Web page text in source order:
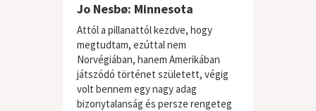
Jo Nesbø: Minnesota
Attól a pillanattól kezdve, hogy
megtudtam, ezúttal nem
Norvégiában, hanem Amerikában
játszódó történet született, végig
volt bennem egy nagy adag
bizonytalanság és persze rengeteg